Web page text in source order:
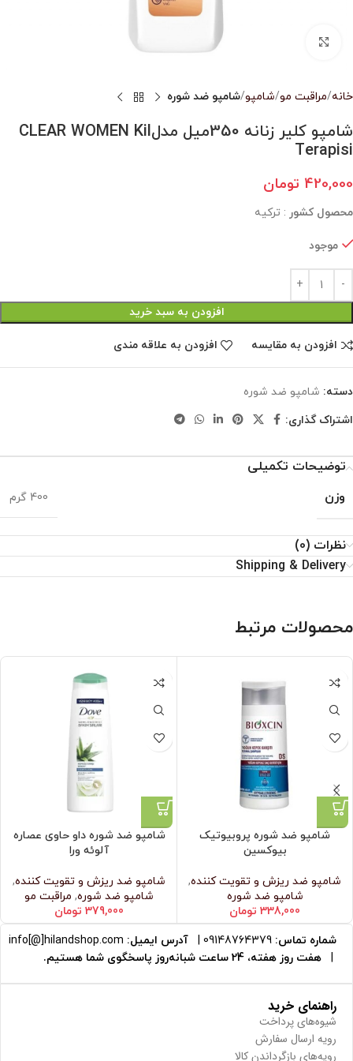
خانه مراقبت مو شامپو شامپو ضد شوره
شامپو کلیر زنانه 350میل مدلCLEAR WOMEN Kil
Terapisi
420,000 تومان
محصول کشور : ترکیه
موجود
افزودن به سبد خرید
افزودن به مقایسه افزودن به علاقه مندی
دسته: شامپو ضد شوره
اشتراک گذاری:
توضیحات تکمیلی
وزن
400 گرم
نظرات (0)
Shipping & Delivery
محصولات مرتبط
شامپو ضد شوره پروبیوتیک
بیوکسین
شامپو ضد ریزش و تقویت کننده,
شامپو ضد شوره
338,000 تومان
شامپو ضد شوره داو حاوی عصاره
آلوئه ورا
شامپو ضد ریزش و تقویت کننده,
شامپو ضد شوره, مراقبت مو
379,000 تومان
شماره تماس: 09148764379
| آدرس ایمیل: info[@]hilandshop.com
|
هفت روز هفته، 24 ساعت شبانه‌روز پاسخگوی شما هستیم.
راهنمای خرید
شیوه‌های پرداخت
رویه ارسال سفارش
رویه‌های بازگرداندن کالا